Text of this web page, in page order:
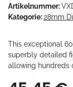
Artikelnummer:
Kategorie:28mm
This exceptional
superbly detailed
allowing hundreds